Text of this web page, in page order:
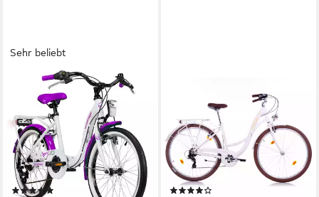
Sehr beliebt
BERGSTEIGER
Kinderfahrrad Atlantis 20, 24
Zoll Mädchenfahrrad, 6 - 11
Jahre, StVZO
6 Gänge
100 kg Zul. Gesamtgewicht
Stahl Rahmen
Cityrad Bella 2 Damen
Hollandrad 28 Zoll –
Alurahmen & Shimano 7‑Gang
44 cm Rahmenhöhe
120 kg
Zul. Gesamtgewicht
Aluminium Rahmen